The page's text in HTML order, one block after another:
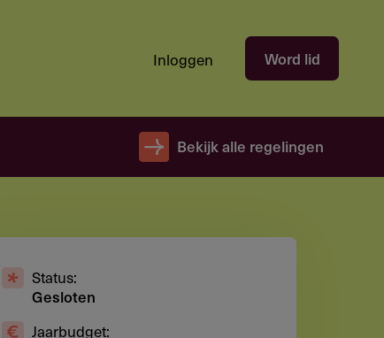
Hoofdnavigatie
gebruikersectie
niet
ingelogd
Inloggen Word lid
Bekijk alle regelingen
Status:
Gesloten
Jaarbudget: